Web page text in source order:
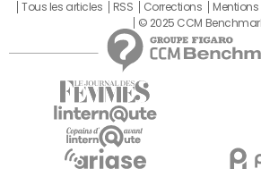
Tous les articles
RSS Corrections
© 2025 CCM